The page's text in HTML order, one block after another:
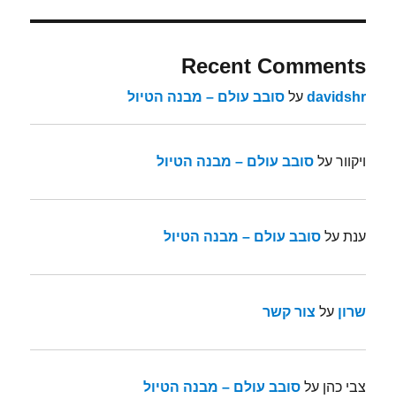
Recent Comments
davidshr עלסובב עולם – מבנה הטיול
ויקוור עלסובב עולם – מבנה הטיול
ענת עלסובב עולם – מבנה הטיול
שרון על צור קשר
צבי כהן עלסובב עולם – מבנה הטיול